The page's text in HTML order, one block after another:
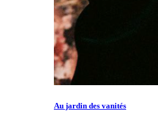
Au jardin des vanités